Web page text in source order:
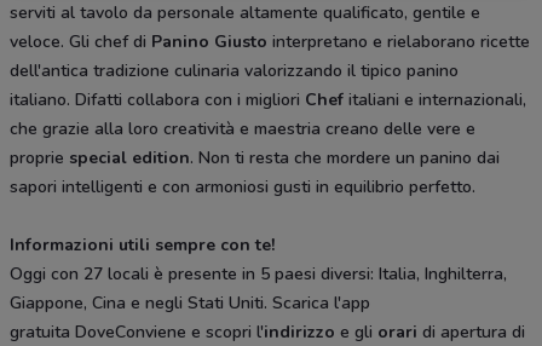
serviti al tavolo da personale altamente qualificato, gentile e
veloce. Gli chef di Panino Giusto interpretano e rielaborano ricette
dell'antica tradizione culinaria valorizzando il tipico panino
italiano. Difatti collabora con i migliori Chef italiani e internazionali,
che grazie alla loro creatività e maestria creano delle vere e
proprie special edition. Non ti resta che mordere un panino dai
sapori intelligenti e con armoniosi gusti in equilibrio perfetto.
Informazioni utili sempre con te!
Oggi con 27 locali è presente in 5 paesi diversi: Italia, Inghilterra,
Giappone, Cina e negli Stati Uniti. Scarica l'app
gratuita DoveConviene e scopri l'indirizzo e gli orari di apertura di